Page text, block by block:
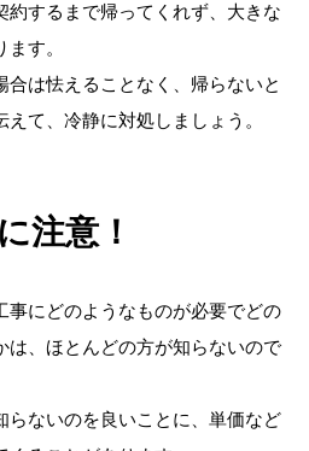
約するまで帰ってくれず、大きな
す。
合は怯えることなく、帰らないと
て、冷静に対処しましょう。
注意！
事にどのようなものが必要でどの
は、ほとんどの方が知らないので
らないのを良いことに、単価など